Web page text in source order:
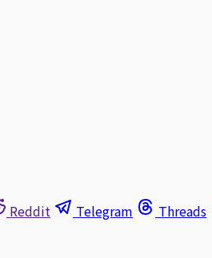
Reddit Telegram Threads